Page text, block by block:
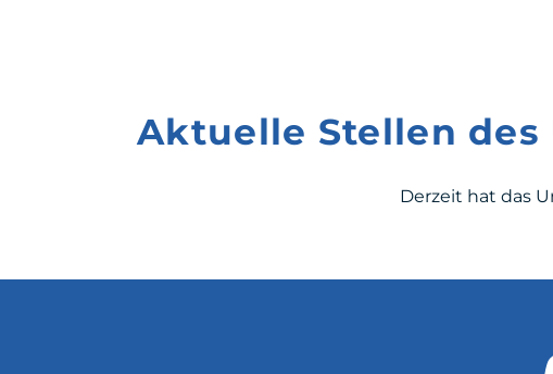
Aktuelle Stellen
Derzeit hat das